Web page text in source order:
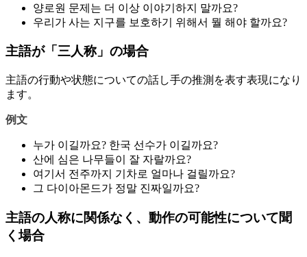
양로원 문제는 더 이상 이야기하지 말까요?
우리가 사는 지구를 보호하기 위해서 뭘 해야 할까요?
主語が「三人称」の場合
主語の行動や状態についての話し手の推測を表す表現になり
ます。
例文
누가 이길까요? 한국 선수가 이길까요?
산에 심은 나무들이 잘 자랄까요?
여기서 전주까지 기차로 얼마나 걸릴까요?
그 다이아몬드가 정말 진짜일까요?
主語の人称に関係なく、動作の可能性について聞
く場合